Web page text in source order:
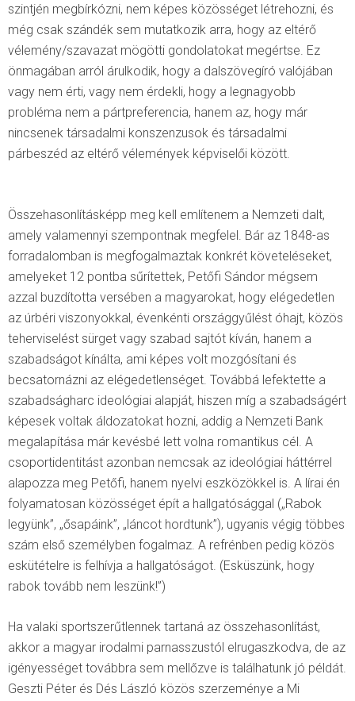
szintjén megbírkózni, nem képes közösséget létrehozni, és
még csak szándék sem mutatkozik arra, hogy az eltérő
vélemény/szavazat mögötti gondolatokat megértse. Ez
önmagában arról árulkodik, hogy a dalszövegíró valójában
vagy nem érti, vagy nem érdekli, hogy a legnagyobb
probléma nem a pártpreferencia, hanem az, hogy már
nincsenek társadalmi konszenzusok és társadalmi
párbeszéd az eltérő vélemények képviselői között.
Összehasonlításképp meg kell említenem a Nemzeti dalt,
amely valamennyi szempontnak megfelel. Bár az 1848-as
forradalomban is megfogalmaztak konkrét követeléseket,
amelyeket 12 pontba sűrítettek, Petőfi Sándor mégsem
azzal buzdította versében a magyarokat, hogy elégedetlen
az úrbéri viszonyokkal, évenkénti országgyűlést óhajt, közös
teherviselést sürget vagy szabad sajtót kíván, hanem a
szabadságot kínálta, ami képes volt mozgósítani és
becsatornázni az elégedetlenséget. Továbbá lefektette a
szabadságharc ideológiai alapját, hiszen míg a szabadságért
képesek voltak áldozatokat hozni, addig a Nemzeti Bank
megalapítása már kevésbé lett volna romantikus cél. A
csoportidentitást azonban nemcsak az ideológiai háttérrel
alapozza meg Petőfi, hanem nyelvi eszközökkel is. A lírai én
folyamatosan közösséget épít a hallgatósággal („Rabok
legyünk”, „ősapáink”, „láncot hordtunk”), ugyanis végig többes
szám első személyben fogalmaz. A refrénben pedig közös
eskütételre is felhívja a hallgatóságot. (Esküszünk, hogy
rabok tovább nem leszünk!”)
Ha valaki sportszerűtlennek tartaná az összehasonlítást,
akkor a magyar irodalmi parnasszustól elrugaszkodva, de az
igényességet továbbra sem mellőzve is találhatunk jó példát.
Geszti Péter és Dés László közös szerzeménye a Mi